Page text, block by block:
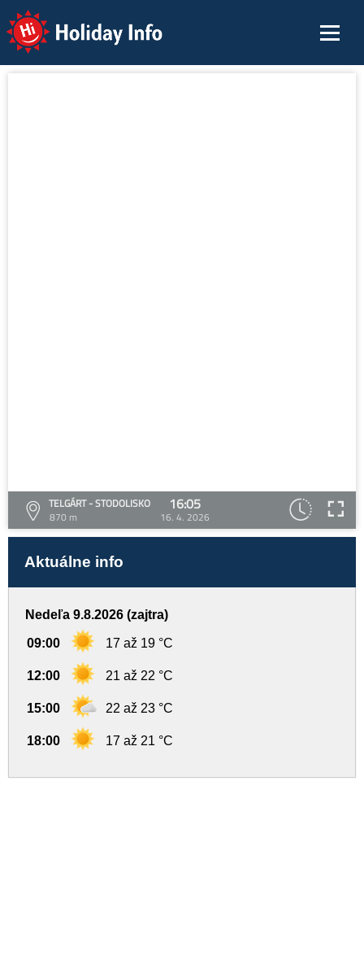
Holiday Info
TELGÁRT - STODOLISKO
870 m
16:05
16. 4. 2026
Aktuálne info
Nedeľa 9.8.2026 (zajtra)
09:00 17 až 19 °C
12:00 21 až 22 °C
15:00 22 až 23 °C
18:00 17 až 21 °C